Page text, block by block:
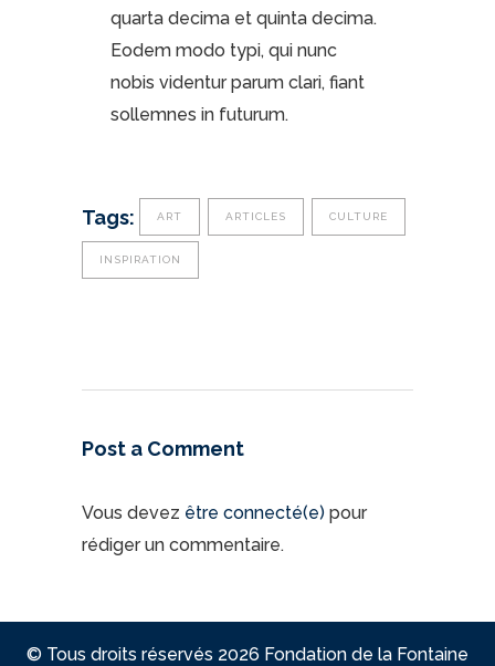
quarta decima et quinta decima.
Eodem modo typi, qui nunc
nobis videntur parum clari, fiant
sollemnes in futurum.
Tags: ART ARTICLES CULTURE
INSPIRATION
Post a Comment
Vous devez être connecté(e) pour
rédiger un commentaire.
© Tous droits réservés 2026 Fondation de la Fontaine